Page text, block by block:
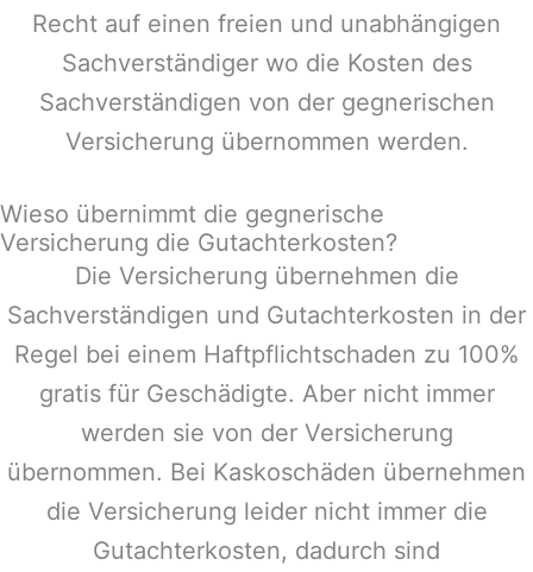
Recht auf einen freien und unabhängigen
Sachverständiger wo die Kosten des
Sachverständigen von der gegnerischen
Versicherung übernommen werden.
Wieso übernimmt die gegnerische
Versicherung die Gutachterkosten?
Die Versicherung übernehmen die
Sachverständigen und Gutachterkosten in der
Regel bei einem Haftpflichtschaden zu 100%
gratis für Geschädigte. Aber nicht immer
werden sie von der Versicherung
übernommen. Bei Kaskoschäden übernehmen
die Versicherung leider nicht immer die
Gutachterkosten, dadurch sind